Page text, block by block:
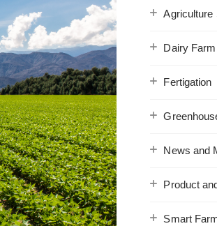
Agriculture
Dairy Farm
Fertigation
News and
Product
Smart